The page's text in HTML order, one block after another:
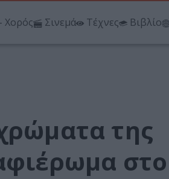
Χορός Σινεμά Τέχνες Βιβλίο
της
στο